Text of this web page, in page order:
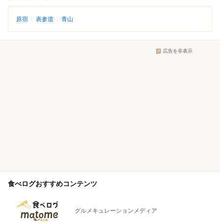
原宿 表参道 青山
広告を非表示
食べログおすすめコンテンツ
グルメキュレーションメディア